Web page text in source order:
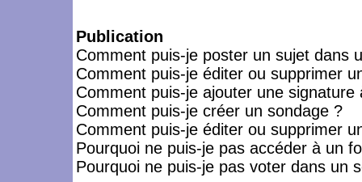
Publication
Comment puis-je poster un sujet dans
Comment puis-je éditer ou supprimer
Comment puis-je ajouter une signature
Comment puis-je créer un sondage ?
Comment puis-je éditer ou supprimer
Pourquoi ne puis-je pas accéder à un
Pourquoi ne puis-je pas voter dans un